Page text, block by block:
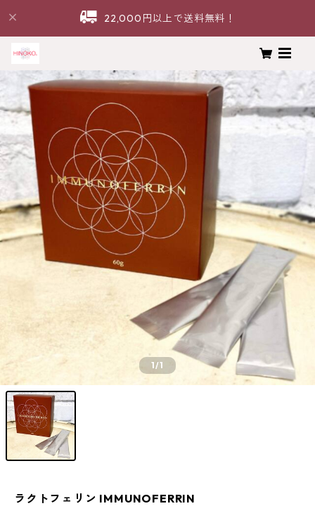
22,000円以上で送料無料！
1/1
ラクトフェリン IMMUNOFERRIN